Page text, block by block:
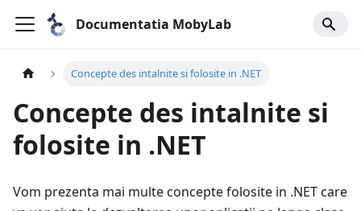
Documentatia MobyLab
Concepte des intalnite si folosite in .NET
Concepte des intalnite si
folosite in .NET
Vom prezenta mai multe concepte folosite in .NET care